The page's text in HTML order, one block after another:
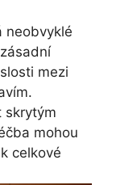
neobvyklé
mezi
skrytým
mohou
celkové